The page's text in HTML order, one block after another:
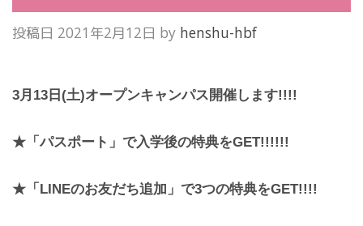
投稿日 2021年2月12日 by henshu-hbf
3月13日(土)オープンキャンパス開催します!!!!
★「パスポート」で入学後の特典をGET!!!!!!
★「LINEのお友だち追加」で3つの特典をGET!!!!